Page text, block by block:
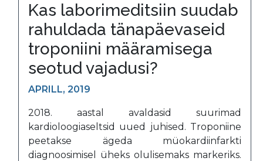
Kas laborimeditsiin suudab
rahuldada tänapäevaseid
troponiini määramisega
seotud vajadusi?
APRILL, 2019
2018. aastal avaldasid suurimad
kardioloogiaseltsid uued juhised. Troponiine
peetakse ägeda müokardiinfarkti
diagnoosimisel üheks olulisemaks markeriks.